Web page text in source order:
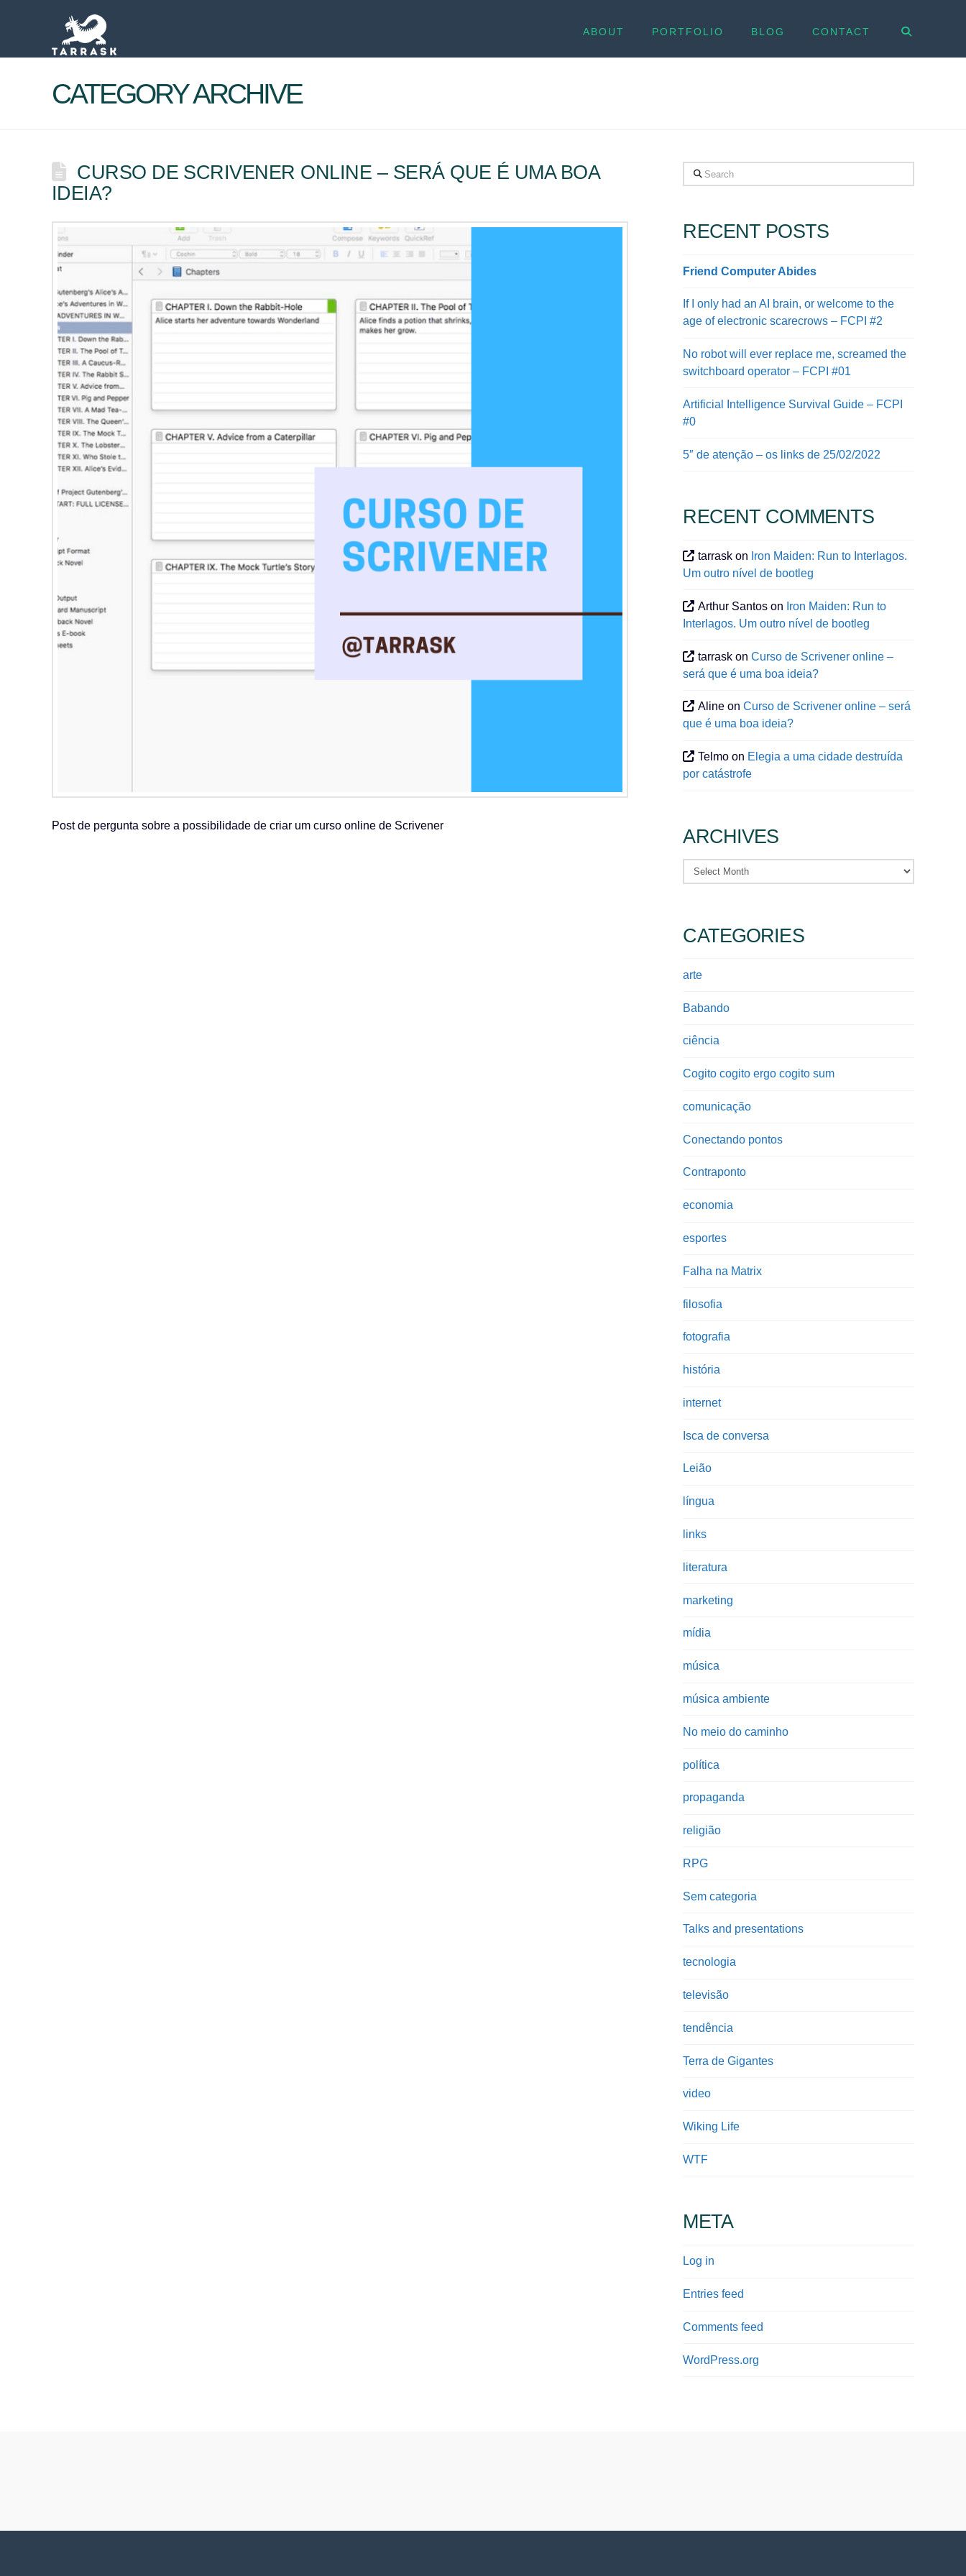
ABOUT PORTFOLIO BLOG CONTACT
CATEGORY ARCHIVE
CURSO DE SCRIVENER ONLINE – SERÁ QUE É UMA BOA
IDEIA?
Post de pergunta sobre a possibilidade de criar um curso online de Scrivener
Search
RECENT POSTS
Friend Computer Abides
If I only had an AI brain, or welcome to the
age of electronic scarecrows – FCPI #2
No robot will ever replace me, screamed the
switchboard operator – FCPI #01
Artificial Intelligence Survival Guide – FCPI
#0
5″ de atenção – os links de 25/02/2022
RECENT COMMENTS
tarrask on Iron Maiden: Run to Interlagos.
Um outro nível de bootleg
Arthur Santos on Iron Maiden: Run to
Interlagos. Um outro nível de bootleg
tarrask onCurso de Scrivener online –
será que é uma boa ideia?
Aline onCurso de Scrivener online – será
que é uma boa ideia?
Telmo on Elegia a uma cidade destruída
por catástrofe
ARCHIVES
Archives
CATEGORIES
arte
Babando
ciência
Cogito cogito ergo cogito sum
comunicação
Conectando pontos
Contraponto
economia
esportes
Falha na Matrix
filosofia
fotografia
história
internet
Isca de conversa
Leião
língua
links
literatura
marketing
mídia
música
música ambiente
No meio do caminho
política
propaganda
religião
RPG
Sem categoria
Talks and presentations
tecnologia
televisão
tendência
Terra de Gigantes
video
Wiking Life
WTF
META
Log in
Entries feed
Comments feed
WordPress.org